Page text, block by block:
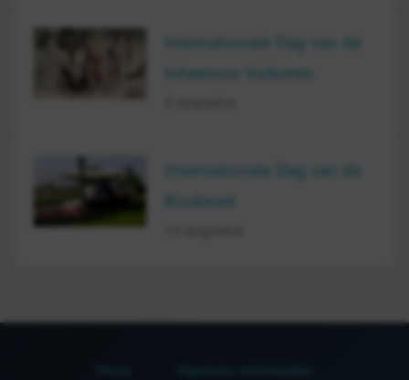
Internationale Dag van de
Internationale Dag van de